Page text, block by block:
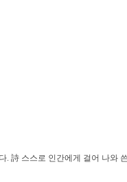
. 詩 스스로 인간에게 걸어 나와